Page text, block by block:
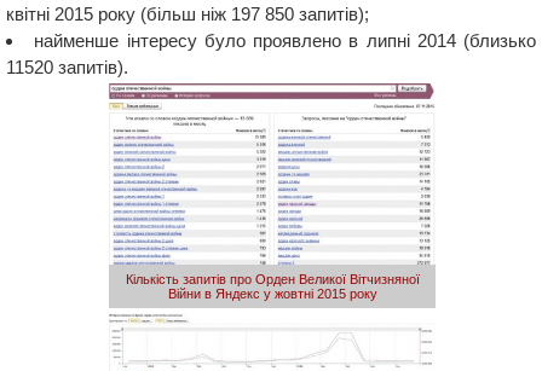
квітні 2015 року (більш ніж 197 850 запитів);
найменше інтересу було проявлено в липні 2014 (близько
11520 запитів).
Кількість запитів про Орден Великої Вітчизняної
Війни в Яндекс у жовтні 2015 року